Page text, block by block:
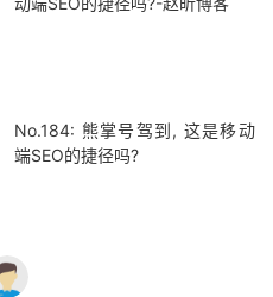
No.184: 熊掌号驾到, 这是移动
端SEO的捷径吗?